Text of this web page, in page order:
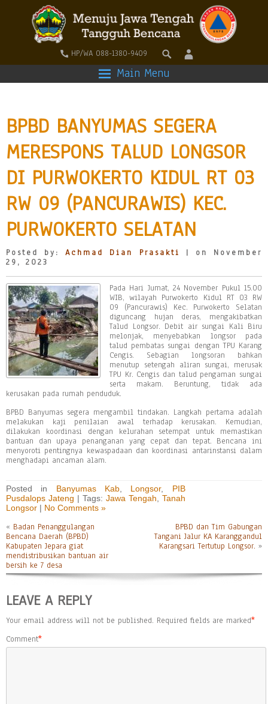
HP/WA 088-1380-9409
Main Menu
BPBD BANYUMAS SEGERA
MERESPONS TALUD LONGSOR
DI PURWOKERTO KIDUL RT 03
RW 09 (PANCURAWIS) KEC.
PURWOKERTO SELATAN
Posted by:Achmad Dian Prasakti
| on November
29, 2023
Pada Hari Jumat, 24 November Pukul 15.00
WIB, wilayah Purwokerto Kidul RT 03 RW
09 (Pancurawis) Kec. Purwokerto Selatan
diguncang hujan deras, mengakibatkan
Talud Longsor. Debit air sungai Kali Biru
melonjak, menyebabkan longsor pada
talud pembatas sungai dengan TPU Karang
Cengis. Sebagian longsoran bahkan
menutup setengah aliran sungai, merusak
TPU Kr. Cengis dan talud pengaman sungai
serta makam. Beruntung, tidak ada
kerusakan pada rumah penduduk.
BPBD Banyumas segera mengambil tindakan. Langkah pertama adalah
melakukan kaji penilaian awal terhadap kerusakan. Kemudian,
dilakukan koordinasi dengan kelurahan setempat untuk memastikan
bantuan dan upaya penanganan yang cepat dan tepat. Bencana ini
menyoroti pentingnya kewaspadaan dan koordinasi antarinstansi dalam
menghadapi ancaman alam.
Posted in Banyumas Kab, Longsor, PIB
Pusdalops Jateng | Tags: Jawa Tengah
Tanah
Longsor | No Comments »
« Badan Penanggulangan
Bencana Daerah (BPBD)
Kabupaten Jepara giat
mendistribusikan bantuan air
bersih ke 7 desa
BPBD dan Tim Gabungan
Tangani Jalur KA Karanggandul
Karangsari Tertutup Longsor. »
LEAVE A REPLY
Your email address will not be published. Required fields are marked*
Comment*